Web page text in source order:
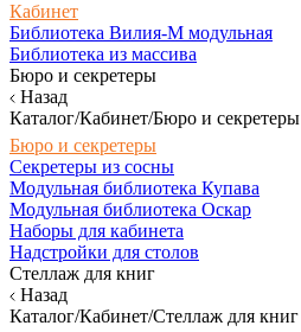
Кабинет
Библиотека Вилия-М модульная
Библиотека из массива
Бюро и секретеры
Назад
Каталог/Кабинет/Бюро и секретеры
Бюро и секретеры
Секретеры из сосны
Модульная библиотека Купава
Модульная библиотека Оскар
Наборы для кабинета
Надстройки для столов
Стеллаж для книг
Назад
Каталог/Кабинет/Стеллаж для книг